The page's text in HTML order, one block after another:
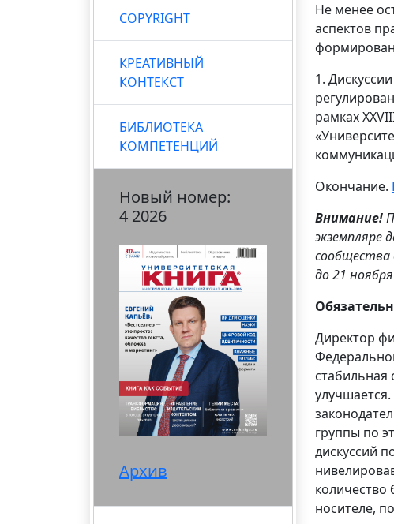
COPYRIGHT
КРЕАТИВНЫЙ
КОНТЕКСТ
БИБЛИОТЕКА
КОМПЕТЕНЦИЙ
Новый номер:
4 2026
Архив
Не менее
аспектов
1.
рамках
Окончание.
Внимание!
экземпляре
сообщества
до 21
Директор
стабильная
группы по
дискуссий
носителе,